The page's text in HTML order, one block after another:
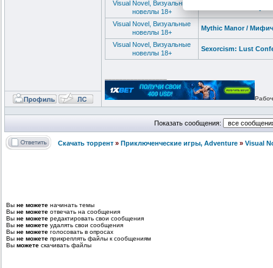
Visual Novel, Визуальные
новеллы 18+
Visual Novel, Визуальные
новеллы 18+
Mythic Manor /
Visual Novel, Визуальные
новеллы 18+
Sexorcism: Lust
Показать сообщения:
Скачать торрент » Приключенческие игры, Adventure » Visual
Вы не можете начинать темы
Вы не можете отвечать на сообщения
Вы не можете редактировать свои сообщения
Вы не можете удалять свои сообщения
Вы не можете голосовать в опросах
Вы не можете прикреплять файлы к сообщениям
Вы можете скачивать файлы